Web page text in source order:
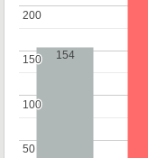
50
50
100
100
150
150
200
200
154